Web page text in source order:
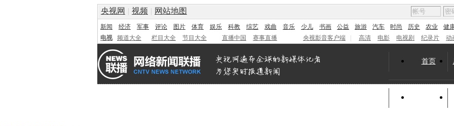
央视网 | 视频 | 网站地图
新闻 经济 军事 评论 图片 体育 娱乐 科教 综艺 戏曲 音乐 少儿 书画 公益 旅游 汽车 时尚 历史 农业
健
电视
频道大全 栏目大全 节目大全 直播中国 赛事直播 央视影音客户端 高清 电影 电视剧 纪录片 动
首页